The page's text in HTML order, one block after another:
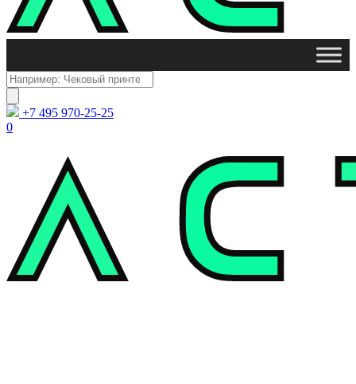
Поиск
товаров
+7 495 970-25-25
0